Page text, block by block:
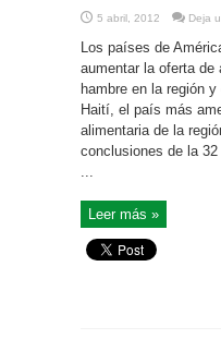
5 abril, 2012 Deja
Los países de
aumentar la oferta de
hambre en la región
Haití, el país más
alimentaria de la
conclusiones de la
Leer más »